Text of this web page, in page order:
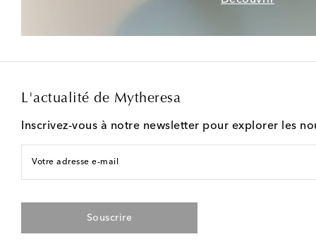
L'actualité de Mytheresa
Inscrivez-vous à notre newsletter pour explorer les
Votre adresse e-mail
Souscrire